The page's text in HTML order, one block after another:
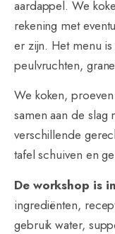
aardappel. We
rekening met
er zijn. Het menu
peulvruchten,
We koken,
samen aan de slag
verschillende
tafel schuiven en
De workshop is
ingrediënten,
gebruik water,